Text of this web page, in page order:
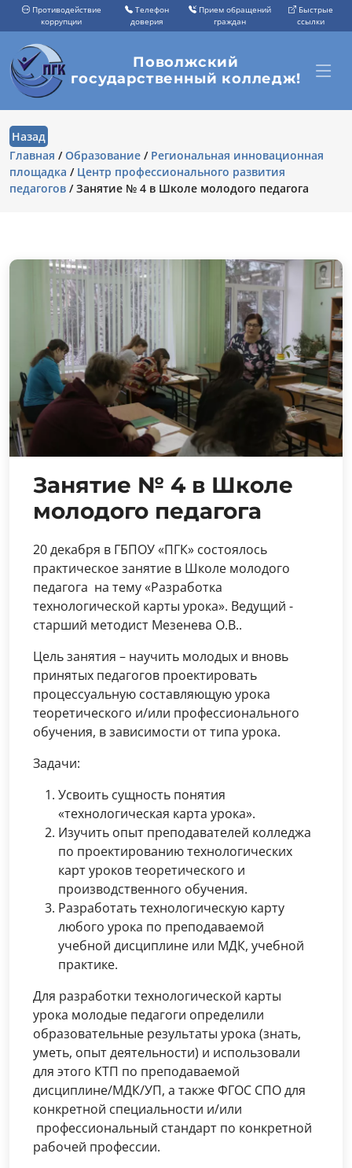
Противодействие
коррупции
Телефон
доверия
Прием обращений
граждан
Быстрые
ссылки
Поволжский
государственный колледж!
Назад
Главная /Образование / Региональная инновационная
площадка / Центр профессионального развития
педагогов /Занятие № 4 в Школе молодого педагога
Занятие № 4 в Школе
молодого педагога
20 декабря в ГБПОУ «ПГК» состоялось
практическое занятие в Школе молодого
педагога на тему «Разработка
технологической карты урока». Ведущий -
старший методист Мезенева О.В..
Цель занятия – научить молодых и вновь
принятых педагогов проектировать
процессуальную составляющую урока
теоретического и/или профессионального
обучения, в зависимости от типа урока.
Задачи:
Усвоить сущность понятия
«технологическая карта урока».
Изучить опыт преподавателей колледжа
по проектированию технологических
карт уроков теоретического и
производственного обучения.
Разработать технологическую карту
любого урока по преподаваемой
учебной дисциплине или МДК, учебной
практике.
Для разработки технологической карты
урока молодые педагоги определили
образовательные результаты урока (знать,
уметь, опыт деятельности) и использовали
для этого КТП по преподаваемой
дисциплине/МДК/УП, а также ФГОС СПО для
конкретной специальности и/или
профессиональный стандарт по конкретной
рабочей профессии.